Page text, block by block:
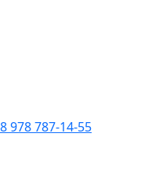
8 978 787-14-55